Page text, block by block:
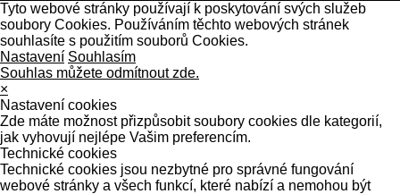
Tyto webové stránky používají k poskytování svých služeb
soubory Cookies. Používáním těchto webových stránek
souhlasíte s použitím souborů Cookies.
Nastavení Souhlasím
Souhlas můžete odmítnout zde.
×
Nastavení cookies
Zde máte možnost přizpůsobit soubory cookies dle kategorií,
jak vyhovují nejlépe Vašim preferencím.
Technické cookies
Technické cookies jsou nezbytné pro správné fungování
webové stránky a všech funkcí, které nabízí a nemohou být